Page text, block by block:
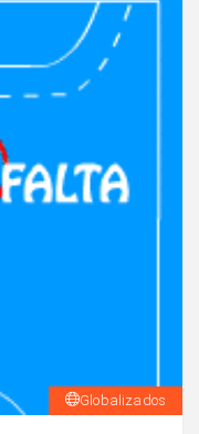
Globalizados